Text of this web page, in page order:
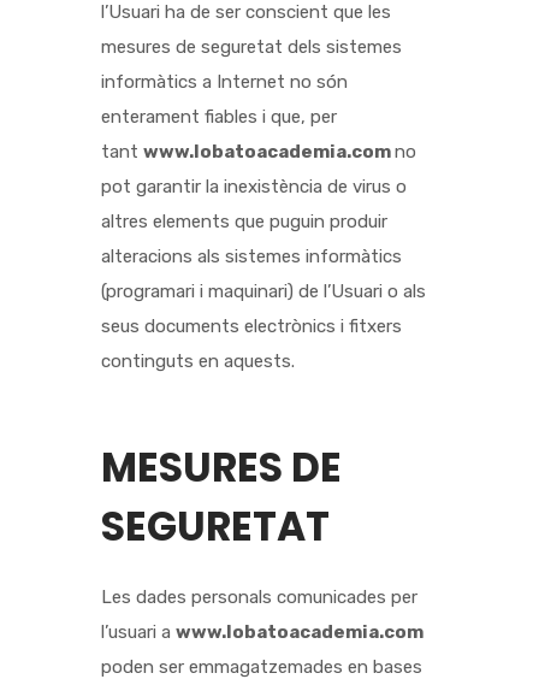
l’Usuari ha de ser conscient que les
mesures de seguretat dels sistemes
informàtics a Internet no són
enterament fiables i que, per
tant www.lobatoacademia.comno
pot garantir la inexistència de virus o
altres elements que puguin produir
alteracions als sistemes informàtics
(programari i maquinari) de l’Usuari o als
seus documents electrònics i fitxers
continguts en aquests.
MESURES DE
SEGURETAT
Les dades personals comunicades per
l’usuari a www.lobatoacademia.com
poden ser emmagatzemades en bases